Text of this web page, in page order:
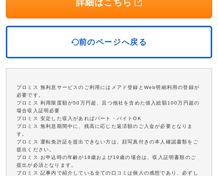
詳細はこちら
前のページへ戻る
プロミス 無利息サービスのご利用にはメアド登録とWeb明細利用の登録が
必要です。
プロミス 利用限度額が50万円超、且つ他社を含めた借入総額100万円超の
場合収入証明必要
プロミス 安定した収入があればパート・バイトOK
プロミス 無利息期間中に、残高に応じた返済額のご入金が必要となりま
す。
プロミス 運転免許証を提出できない方は、顔写真付きの本人確認書類をご
提出ください。
プロミス お申込時の年齢が18歳および19歳の場合は、収入証明書類のご
提出が必須となります。
プロミス 記事内で紹介している全ての口コミは個人の感想であり、必ずし